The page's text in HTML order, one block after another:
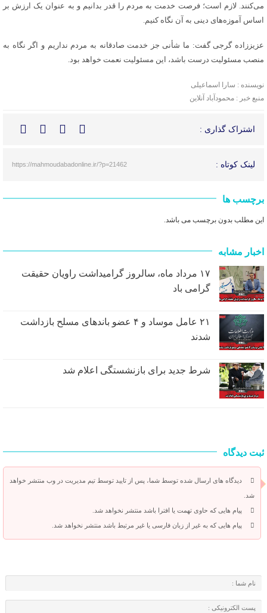
می‌کنند. لازم است؛ فرصت خدمت به مردم را قدر بدانیم و به عنوان یک ارزش بر
اساس آموزه‌های دینی به آن نگاه کنیم.
عزیززاده گرجی گفت: ما شأنی جز خدمت صادقانه به مردم نداریم و اگر نگاه به
منصب مسئولیت درست باشد، این مسئولیت نعمت خواهد بود.
نویسنده : سارا اسماعیلی
منبع خبر : محمودآباد آنلاین
اشتراک گذاری :
لینک کوتاه : https://mahmoudabadonline.ir/?p=21462
برچسب ها
این مطلب بدون برچسب می باشد.
اخبار مشابه
۱۷ مرداد ماه، سالروز گرامیداشت راویان حقیقت
گرامی باد
۲۱ عامل موساد و ۴ عضو باند‌های مسلح بازداشت
شدند
شرط جدید برای بازنشستگی اعلام شد
ثبت دیدگاه
دیدگاه های ارسال شده توسط شما، پس از تایید توسط تیم مدیریت در وب منتشر خواهد
شد.
پیام هایی که حاوی تهمت یا افترا باشد منتشر نخواهد شد.
پیام هایی که به غیر از زبان فارسی یا غیر مرتبط باشد منتشر نخواهد شد.